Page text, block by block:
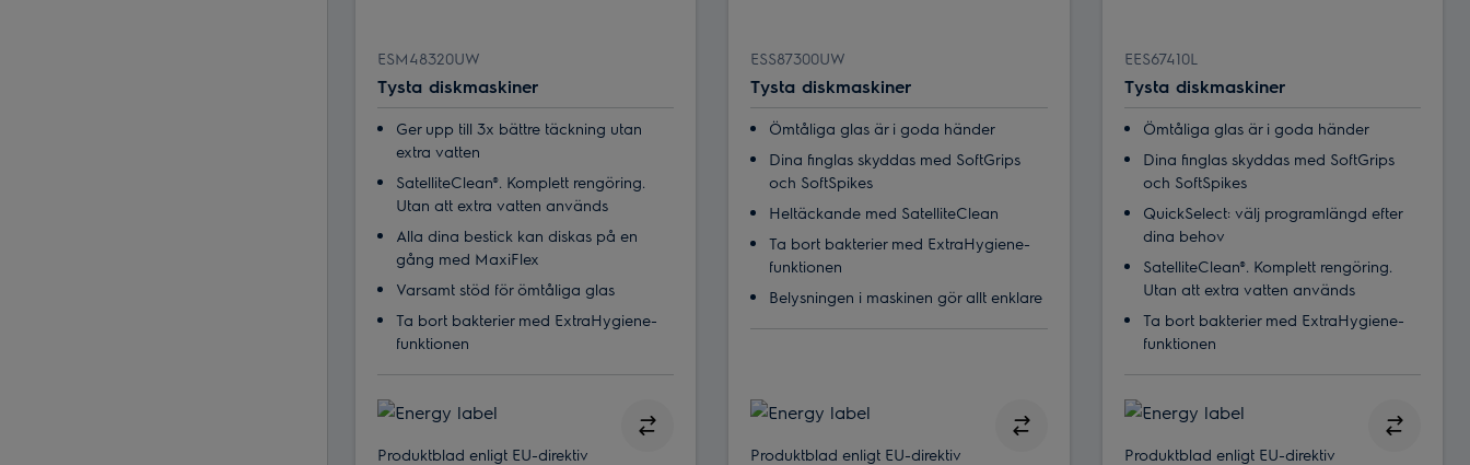
ESM48320UW
Tysta diskmaskiner
Ger upp till 3x bättre täckning utan
extra vatten
SatelliteClean®. Komplett rengöring.
Utan att extra vatten används
Alla dina bestick kan diskas på en
gång med MaxiFlex
Varsamt stöd för ömtåliga glas
Ta bort bakterier med ExtraHygiene-
funktionen
Produktblad enligt EU-direktiv
ESS87300UW
Tysta diskmaskiner
Ömtåliga glas är i goda händer
Dina finglas skyddas med SoftGrips
och SoftSpikes
Heltäckande med SatelliteClean
Ta bort bakterier med ExtraHygiene-
funktionen
Belysningen i maskinen gör allt enklare
Produktblad enligt EU-direktiv
EES67410L
Tysta diskmaskiner
Ömtåliga glas är i goda händer
Dina finglas skyddas med SoftGrips
och SoftSpikes
QuickSelect: välj programlängd efter
dina behov
SatelliteClean®. Komplett rengöring.
Utan att extra vatten används
Ta bort bakterier med ExtraHygiene-
funktionen
Produktblad enligt EU-direktiv